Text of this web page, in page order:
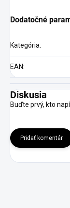
Dodatočné
Kategória:
EAN:
Diskusia
Buďte prvý, kto
Pridať komentár